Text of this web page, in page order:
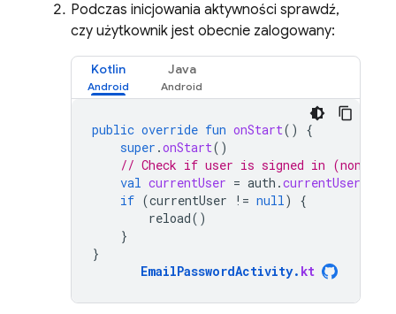
Podczas inicjowania aktywności sprawdź,
czy użytkownik jest obecnie zalogowany:
Kotlin Java
public override fun onStart()
{
super .onStart()
// Check if user is signed in (non-
val currentUser = auth .currentUser
if (currentUser != null)
{
reload()
}
}
EmailPasswordActivity. kt